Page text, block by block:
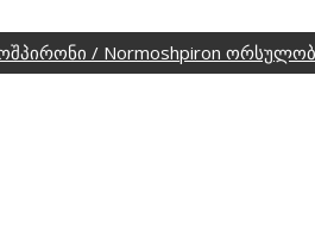
/ Normoshpiron